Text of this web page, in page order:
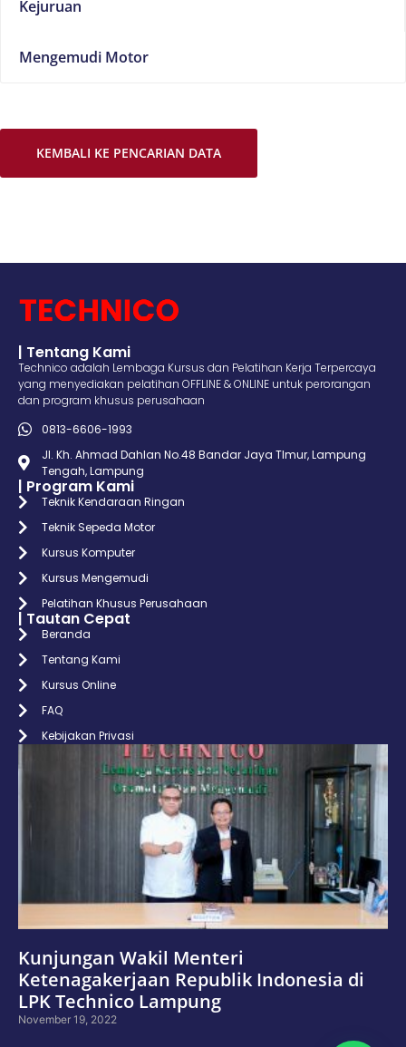
Kejuruan
Mengemudi Motor
KEMBALI KE PENCARIAN DATA
| Tentang Kami
Technico adalah Lembaga Kursus dan Pelatihan Kerja Terpercaya
yang menyediakan pelatihan OFFLINE & ONLINE untuk perorangan
dan program khusus perusahaan
0813-6606-1993
Jl. Kh. Ahmad Dahlan No.48 Bandar Jaya TImur, Lampung
Tengah, Lampung
| Program Kami
Teknik Kendaraan Ringan
Teknik Sepeda Motor
Kursus Komputer
Kursus Mengemudi
Pelatihan Khusus Perusahaan
| Tautan Cepat
Beranda
Tentang Kami
Kursus Online
FAQ
Kebijakan Privasi
Kunjungan Wakil Menteri
Ketenagakerjaan Republik Indonesia di
LPK Technico Lampung
November 19, 2022